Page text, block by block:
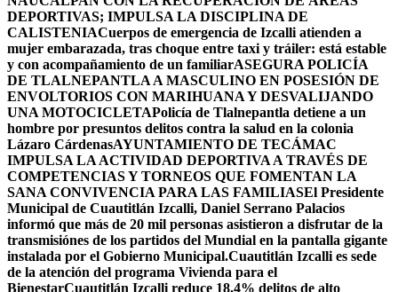
DEPORTIVAS; IMPULSA LA DISCIPLINA DE
CALISTENIACuerpos de emergencia de Izcalli atienden a
mujer embarazada, tras choque entre taxi y tráiler: está estable
y con acompañamiento de un familiarASEGURA POLICÍA
DE TLALNEPANTLA A MASCULINO EN POSESIÓN DE
ENVOLTORIOS CON MARIHUANA Y DESVALIJANDO
UNA MOTOCICLETAPolicía de Tlalnepantla detiene a un
hombre por presuntos delitos contra la salud en la colonia
Lázaro CárdenasAYUNTAMIENTO DE TECÁMAC
IMPULSA LA ACTIVIDAD DEPORTIVA A TRAVÉS DE
COMPETENCIAS Y TORNEOS QUE FOMENTAN LA
SANA CONVIVENCIA PARA LAS FAMILIASEl Presidente
Municipal de Cuautitlán Izcalli, Daniel Serrano Palacios
informó que más de 20 mil personas asistieron a disfrutar de la
transmisiónes de los partidos del Mundial en la pantalla gigante
instalada por el Gobierno Municipal.Cuautitlán Izcalli es sede
de la atención del programa Vivienda para el
BienestarCuautitlán Izcalli reduce 18.4% delitos de alto